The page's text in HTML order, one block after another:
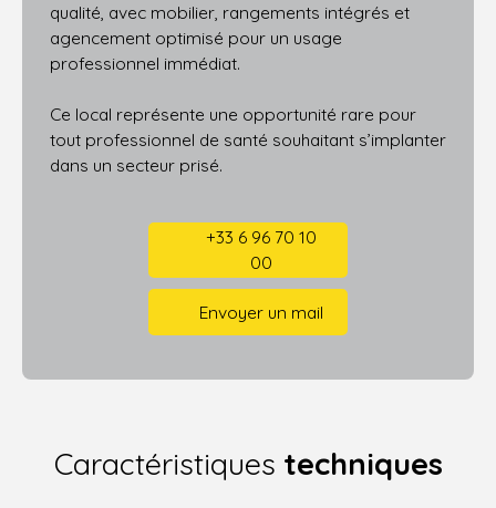
qualité, avec mobilier, rangements intégrés et
agencement optimisé pour un usage
professionnel immédiat.
Ce local représente une opportunité rare pour
tout professionnel de santé souhaitant s’implanter
dans un secteur prisé.
+33 6 96 70 10
00
Envoyer un mail
Caractéristiques techniques